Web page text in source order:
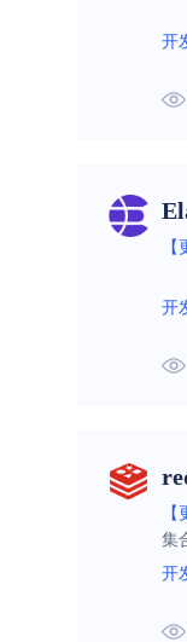
开
开
集
开